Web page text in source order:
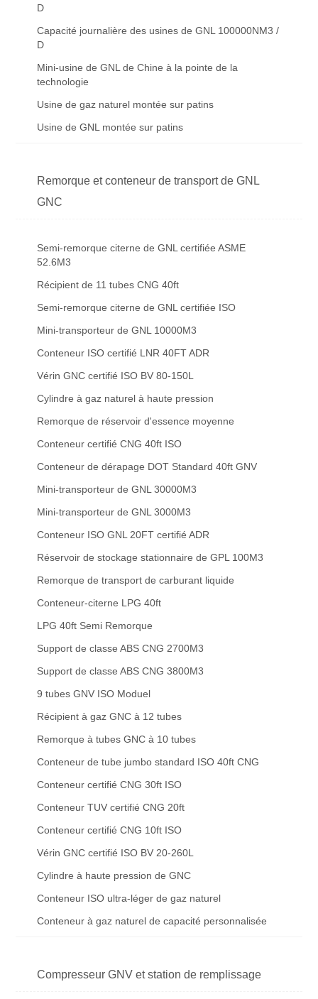
D
Capacité journalière des usines de GNL 100000NM3 /
D
Mini-usine de GNL de Chine à la pointe de la
technologie
Usine de gaz naturel montée sur patins
Usine de GNL montée sur patins
Remorque et conteneur de transport de GNL
GNC
Semi-remorque citerne de GNL certifiée ASME
52.6M3
Récipient de 11 tubes CNG 40ft
Semi-remorque citerne de GNL certifiée ISO
Mini-transporteur de GNL 10000M3
Conteneur ISO certifié LNR 40FT ADR
Vérin GNC certifié ISO BV 80-150L
Cylindre à gaz naturel à haute pression
Remorque de réservoir d'essence moyenne
Conteneur certifié CNG 40ft ISO
Conteneur de dérapage DOT Standard 40ft GNV
Mini-transporteur de GNL 30000M3
Mini-transporteur de GNL 3000M3
Conteneur ISO GNL 20FT certifié ADR
Réservoir de stockage stationnaire de GPL 100M3
Remorque de transport de carburant liquide
Conteneur-citerne LPG 40ft
LPG 40ft Semi Remorque
Support de classe ABS CNG 2700M3
Support de classe ABS CNG 3800M3
9 tubes GNV ISO Moduel
Récipient à gaz GNC à 12 tubes
Remorque à tubes GNC à 10 tubes
Conteneur de tube jumbo standard ISO 40ft CNG
Conteneur certifié CNG 30ft ISO
Conteneur TUV certifié CNG 20ft
Conteneur certifié CNG 10ft ISO
Vérin GNC certifié ISO BV 20-260L
Cylindre à haute pression de GNC
Conteneur ISO ultra-léger de gaz naturel
Conteneur à gaz naturel de capacité personnalisée
Compresseur GNV et station de remplissage